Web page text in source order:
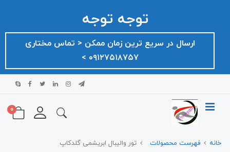
توجه توجه
ارسال در سریع ترین زمان ممکن ‌< تماس مختاری
۰۹۱۲۷۵۱۸۷۵۷ >
0
خانه فهرست محصولات تور واليبال ابریشمی گلدکاپ